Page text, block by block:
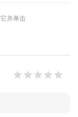
并单击